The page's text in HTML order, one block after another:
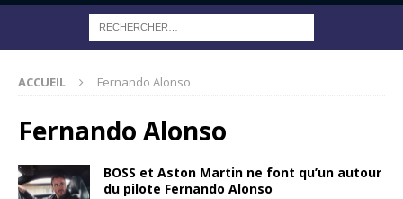
ACCUEIL Fernando Alonso
Fernando Alonso
BOSS et Aston Martin ne font qu’un autour
du pilote Fernando Alonso